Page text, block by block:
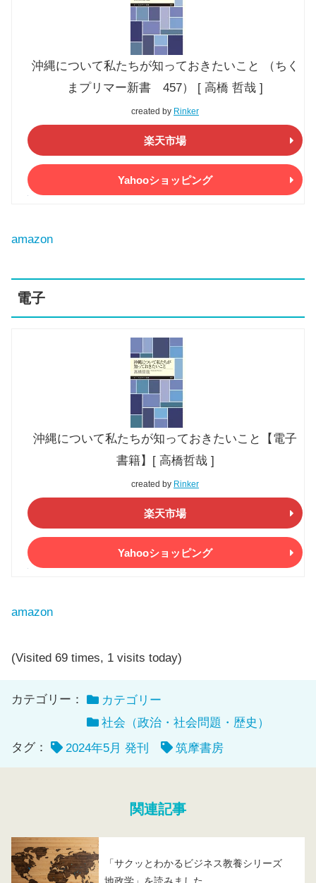
沖縄について私たちが知っておきたいこと （ちく
まプリマー新書 457） [ 高橋 哲哉 ]
created by Rinker
楽天市場
Yahooショッピング
amazon
電子
沖縄について私たちが知っておきたいこと【電子
書籍】[ 高橋哲哉 ]
created by Rinker
楽天市場
Yahooショッピング
amazon
(Visited 69 times, 1 visits today)
カテゴリー：
カテゴリー
社会（政治・社会問題・歴史）
タグ：
2024年5月 発刊 筑摩書房
関連記事
「サクッとわかるビジネス教養シリーズ
地政学」を読みました